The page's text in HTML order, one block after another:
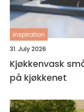
inspiration
31. July 2026
Kjøkkenvask små valg som gjør stor forskjell
på kjøkkenet